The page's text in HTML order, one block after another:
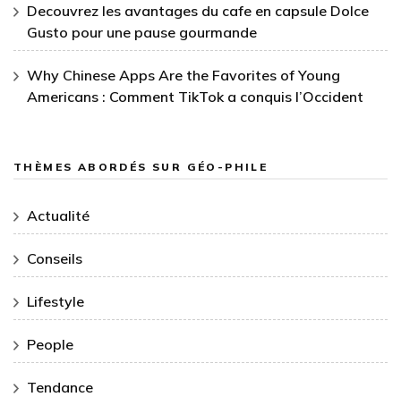
Decouvrez les avantages du cafe en capsule Dolce
Gusto pour une pause gourmande
Why Chinese Apps Are the Favorites of Young
Americans : Comment TikTok a conquis l’Occident
THÈMES ABORDÉS SUR GÉO-PHILE
Actualité
Conseils
Lifestyle
People
Tendance